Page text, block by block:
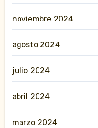
noviembre 2024
agosto 2024
julio 2024
abril 2024
marzo 2024